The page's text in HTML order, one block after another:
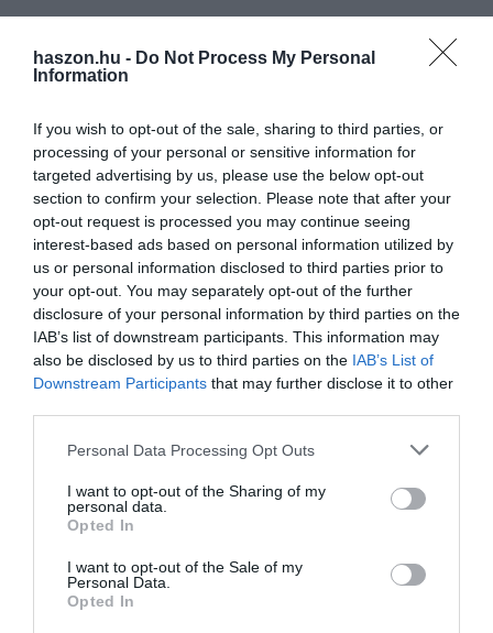
haszon.hu - Do Not Process My Personal
Information
If you wish to opt-out of the sale, sharing to third parties, or
processing of your personal or sensitive information for
targeted advertising by us, please use the below opt-out
section to confirm your selection. Please note that after your
opt-out request is processed you may continue seeing
interest-based ads based on personal information utilized by
us or personal information disclosed to third parties prior to
your opt-out. You may separately opt-out of the further
disclosure of your personal information by third parties on the
IAB’s list of downstream participants. This information may
also be disclosed by us to third parties on the IAB’s List of
Downstream Participants that may further disclose it to other
Please note that this website/app uses one or more Google
not limited to your visit or usage behaviour. You may click to
grant or deny consent to Google and its third-party tags to
use your data for below specified purposes in below Google
consent section.
Personal Data Processing Opt Outs
I want to opt-out of the Sharing of my
personal data.
Opted In
I want to opt-out of the Sale of my
Personal Data.
Opted In
A Parragh-féle MKIK-nak fizetheted az évi ötezret,